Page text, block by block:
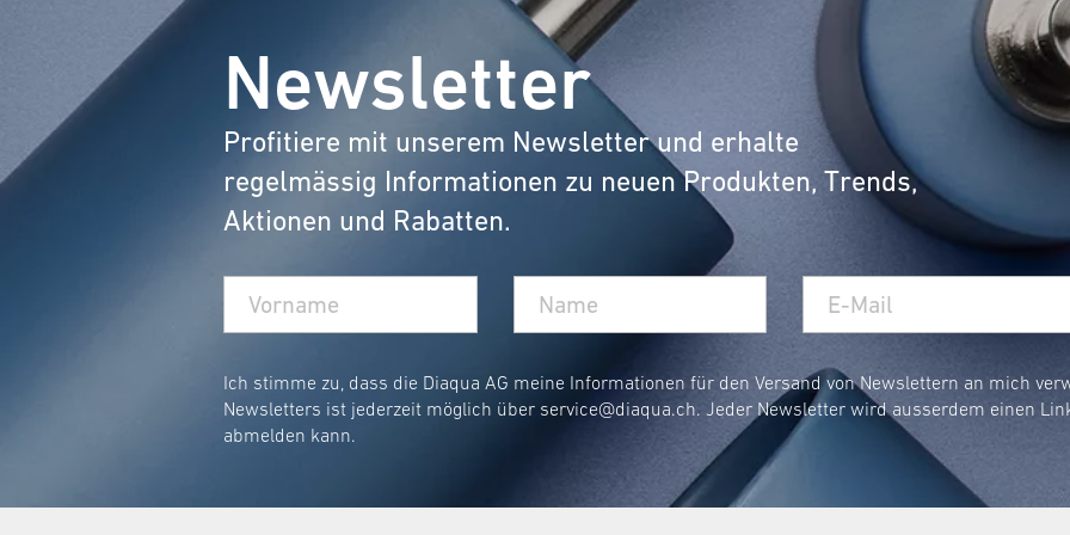
Nicht nur bietet er dir sicheren Halt auf nassen Fliesen, sondern auch eine angenehme
keine Sorge, wenn es um die Reinigung geht: Der Teppich ist maschinenwaschbar und bleibt
Kann man einen Badteppich waschen?
Ja, natürlich! Diediaqua® Badteppichesind so konzipiert, dass sie problemlos in der
Beachte hierbei die Pflegehinweise.
Bei welcher Temperatur kann ich einen Badteppich waschen?
Um die Lebensdauer deines Teppichs zu maximieren, wird empfohlen, ihn bei einer
Wie bekomme ich ein Badteppich flauschig?
Nach dem Waschen einfach an derLuft trocknen lassenund dann kurz aufschütteln - schon
Wie oft solltest du dein Badteppich wechseln?
Das hängt von der Nutzung ab, aber generell solltest du den Teppich wechseln, sobald
Newsletter
Profitiere mit unserem Newsletter und erhalte
regelmässig Informationen zu neuen Produkten, Trends,
Aktionen und Rabatten.
Ich stimme zu, dass die Diaqua AG meine Informationen für den Versand von Newslettern an mich
Newsletters ist jederzeit möglich über service@diaqua.ch. Jeder Newsletter wird ausserdem einen
abmelden kann.